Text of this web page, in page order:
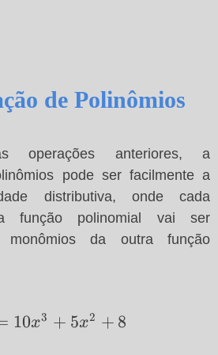
de Polinômios
operações anteriores, a
pode ser facilmente a
distributiva, onde cada
função polinomial vai ser
monômios da outra função
10x3 + 5x2 + 8